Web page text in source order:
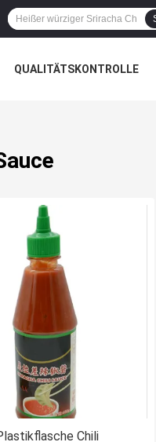
QUALITÄTSKONTROLLE
Chili